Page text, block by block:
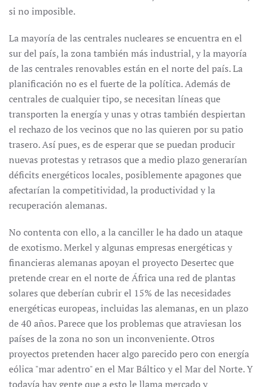
si no imposible.
La mayoría de las centrales nucleares se encuentra en el
sur del país, la zona también más industrial, y la mayoría
de las centrales renovables están en el norte del país. La
planificación no es el fuerte de la política. Además de
centrales de cualquier tipo, se necesitan líneas que
transporten la energía y unas y otras también despiertan
el rechazo de los vecinos que no las quieren por su patio
trasero. Así pues, es de esperar que se puedan producir
nuevas protestas y retrasos que a medio plazo generarían
déficits energéticos locales, posiblemente apagones que
afectarían la competitividad, la productividad y la
recuperación alemanas.
No contenta con ello, a la canciller le ha dado un ataque
de exotismo. Merkel y algunas empresas energéticas y
financieras alemanas apoyan el proyecto Desertec que
pretende crear en el norte de África una red de plantas
solares que deberían cubrir el 15% de las necesidades
energéticas europeas, incluidas las alemanas, en un plazo
de 40 años. Parece que los problemas que atraviesan los
países de la zona no son un inconveniente. Otros
proyectos pretenden hacer algo parecido pero con energía
eólica "mar adentro" en el Mar Báltico y el Mar del Norte. Y
todavía hay gente que a esto le llama mercado y